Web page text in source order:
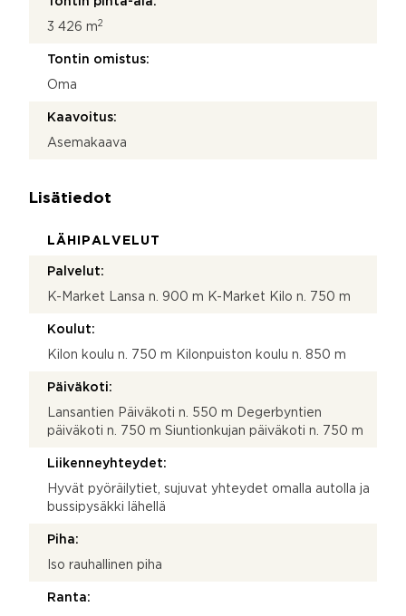
3 426 m2
Tontin omistus:
Oma
Kaavoitus:
Asemakaava
Lisätiedot
LÄHIPALVELUT
Palvelut:
K-Market Lansa n. 900 m K-Market Kilo n. 750 m
Koulut:
Kilon koulu n. 750 m Kilonpuiston koulu n. 850 m
Päiväkoti:
Lansantien Päiväkoti n. 550 m Degerbyntien
päiväkoti n. 750 m Siuntionkujan päiväkoti n. 750 m
Liikenneyhteydet:
Hyvät pyöräilytiet, sujuvat yhteydet omalla autolla ja
bussipysäkki lähellä
Piha:
Iso rauhallinen piha
Ranta: